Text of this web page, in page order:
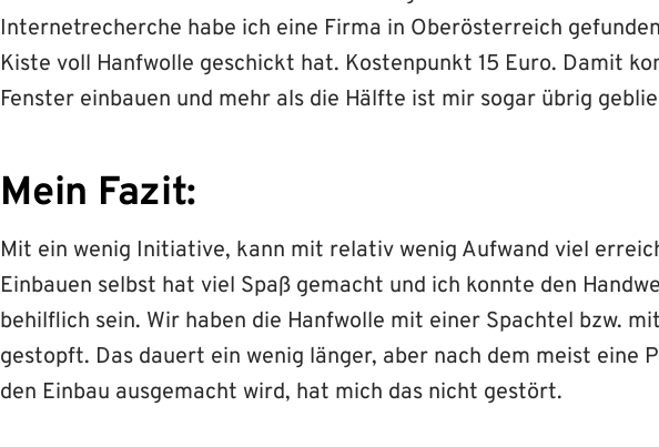
Internetrecherche habe ich eine Firma in Oberösterreich
Kiste voll Hanfwolle geschickt hat. Kostenpunkt 15 Euro. Damit
Fenster einbauen und mehr als die Hälfte ist mir sogar übrig
Mein Fazit:
Mit ein wenig Initiative, kann mit relativ wenig Aufwand viel
Einbauen selbst hat viel Spaß gemacht und ich konnte den
behilflich sein. Wir haben die Hanfwolle mit einer Spachtel bzw.
gestopft. Das dauert ein wenig länger, aber nach dem meist eine
den Einbau ausgemacht wird, hat mich das nicht gestört.